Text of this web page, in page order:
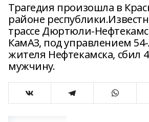
Трагедия произошла в
районе
трассе Дюртюли-
КамАЗ, под управлением
жителя Нефтекамска, сбил
мужчину.